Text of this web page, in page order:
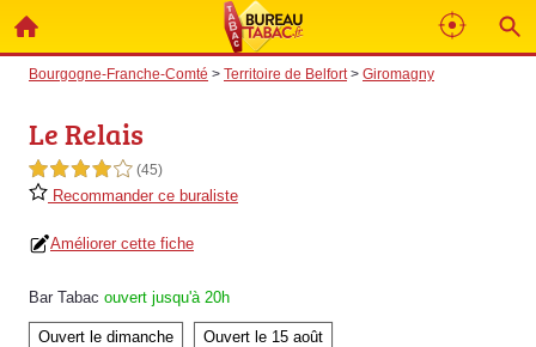
Bourgogne-Franche-Comté > Territoire de Belfort> Giromagny
Le Relais
4,0 étoiles sur 5 (45)
Recommander ce buraliste
Améliorer cette fiche
Bar Tabac ouvert jusqu'à 20h
Ouvert le dimanche Ouvert le 15 août